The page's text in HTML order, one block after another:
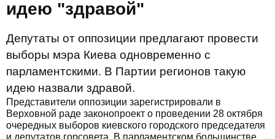
идею "здравой"
Депутаты от оппозиции предлагают провести
выборы мэра Киева одновременно с
парламентскими. В Партии регионов такую
идею назвали здравой.
Представители оппозиции зарегистрировали в
Верховной раде законопроект о проведении 28 октября
очередных выборов киевского городского председателя
и депутатов горсовета. В парламентском большинстве